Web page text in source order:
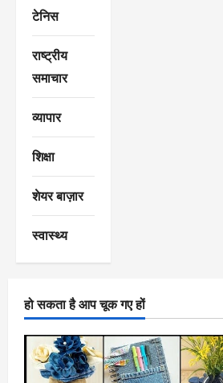
टेनिस
राष्ट्रीय
समाचार
व्यापार
शिक्षा
शेयर बाज़ार
स्वास्थ्य
हो सकता है आप चूक गए हों